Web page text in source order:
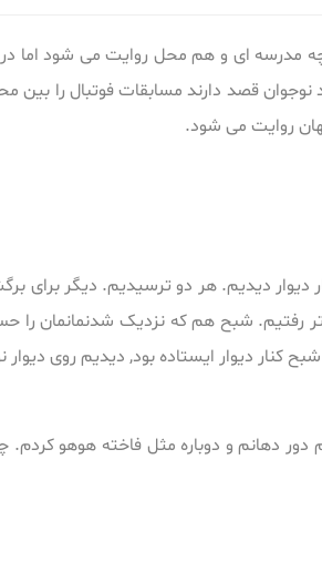
مدرسه ای و هم محل روایت می شود اما
قصد دارند مسابقات فوتبال را بین
روایت می شود.
دیدیم. هر دو ترسیدیم. دیگر برای
شبح هم که نزدیک شدنمانمان را حس
دیوار ایستاده بود, دیدیم روی دیوار
و دوباره مثل فاخته هوهو کردم.